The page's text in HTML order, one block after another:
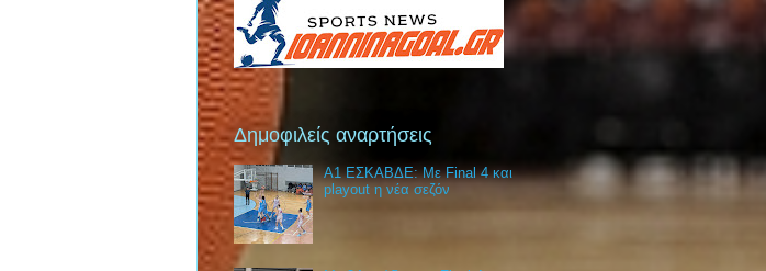
Δημοφιλείς αναρτήσεις
Α1 ΕΣΚΑΒΔΕ: Με Final 4 και
playout η νέα σεζόν